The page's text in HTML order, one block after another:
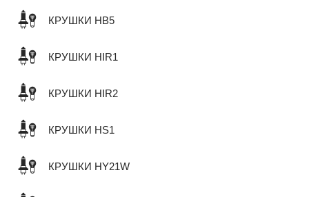
КРУШКИ HB5
КРУШКИ HIR1
КРУШКИ HIR2
КРУШКИ HS1
КРУШКИ HY21W